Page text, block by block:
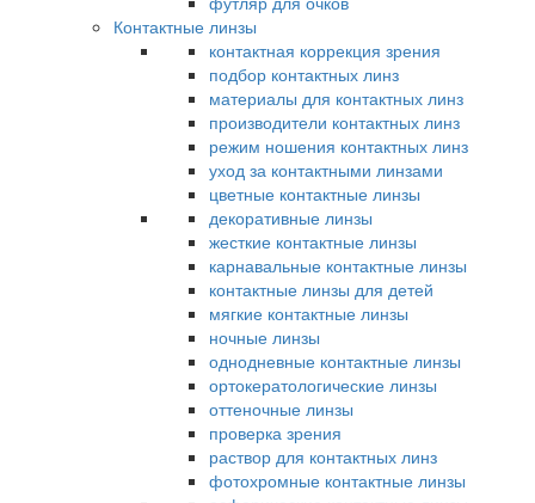
Контактные линзы
контактная коррекция зрения
подбор контактных линз
материалы для контактных линз
производители контактных линз
режим ношения контактных линз
уход за контактными линзами
цветные контактные линзы
декоративные линзы
жесткие контактные линзы
карнавальные контактные линзы
контактные линзы для детей
мягкие контактные линзы
ночные линзы
однодневные контактные линзы
ортокератологические линзы
оттеночные линзы
проверка зрения
раствор для контактных линз
фотохромные контактные линзы